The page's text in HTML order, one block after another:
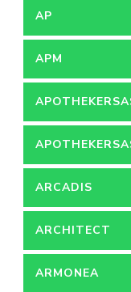
AP
APM
ARCADIS
ARCHITECT
ARMONEA